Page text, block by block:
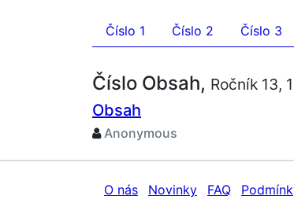
Číslo 1 Číslo 2 Číslo 3
Číslo Obsah, Ročník 13,
Obsah
Anonymous
O nás Novinky FAQ